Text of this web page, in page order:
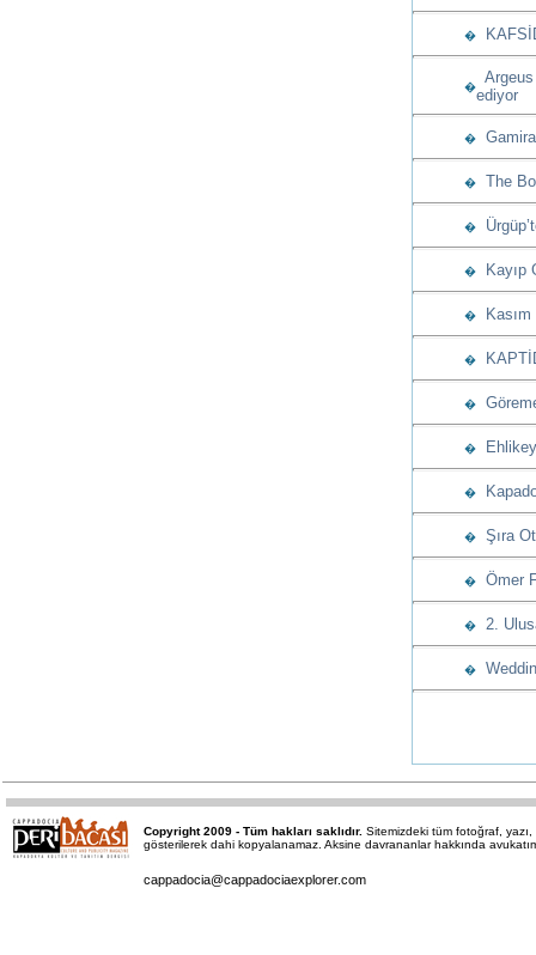
�
�ediyor
�
� The
�
� Kayıp
� Kasım
�
�
�
�
� Şıra
� Ömer
� 2.
�
Copyright 2009 - Tüm hakları saklıdır. Sitemizdeki tüm fotoğraf,
gösterilerek dahi kopyalanamaz. Aksine davrananlar hakkında
cappadocia@cappadociaexplorer.com